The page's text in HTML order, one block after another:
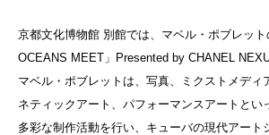
京都文化博物館 別館では、マベル・ポブレッ
OCEANS MEET」Presented by CHANEL
マベル・ポブレットは、写真、ミクストメディ
ネティックアート、パフォーマンスアートとい
多彩な制作活動を行い、キューバの現代アート